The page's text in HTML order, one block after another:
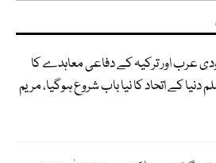
عرب اور ترکیہ کے دفاعی معاہدے کا
دنیا کے اتحاد کا نیا باب شروع ہوگیا، مریم